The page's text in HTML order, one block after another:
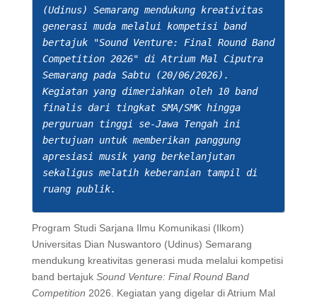
(Udinus) Semarang mendukung kreativitas
generasi muda melalui kompetisi band
bertajuk "Sound Venture: Final Round Band
Competition 2026" di Atrium Mal Ciputra
Semarang pada Sabtu (20/06/2026).
Kegiatan yang dimeriahkan oleh 10 band
finalis dari tingkat SMA/SMK hingga
perguruan tinggi se-Jawa Tengah ini
bertujuan untuk memberikan panggung
apresiasi musik yang berkelanjutan
sekaligus melatih keberanian tampil di
ruang publik.
Program Studi Sarjana Ilmu Komunikasi (Ilkom)
Universitas Dian Nuswantoro (Udinus) Semarang
mendukung kreativitas generasi muda melalui kompetisi
band bertajuk Sound Venture: Final Round Band
Competition 2026. Kegiatan yang digelar di Atrium Mal